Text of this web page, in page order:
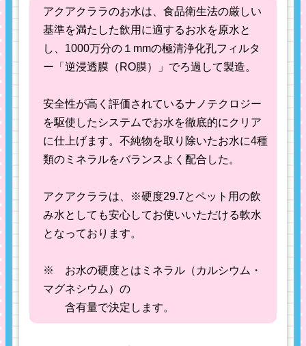
アクアクララのお水は、食品衛生法の厳しい
基準を満たした飲用に適するお水を原水と
し、1000万分の１mmの極清浄化孔フィルタ
ー「逆浸透膜（RO膜）」でろ過して製造。
安全性が高く評価されているナノテクロジー
を駆使したシステムでお水を徹底的にクリア
に仕上げます。不純物を取り除いたお水に4種
類のミネラルをバランスよく配合した。
アクアクララは、※硬度29.7とペット用の飲
み水としても安心してお使いいただける軟水
となっております。
※ お水の硬度とはミネラル（カルシウム・
マグネシウム）の
含有量で決定します。